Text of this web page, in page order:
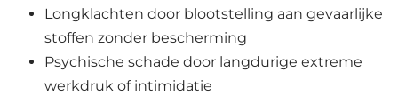
Longklachten door blootstelling aan gevaarlijke
stoffen zonder bescherming
Psychische schade door langdurige extreme
werkdruk of intimidatie